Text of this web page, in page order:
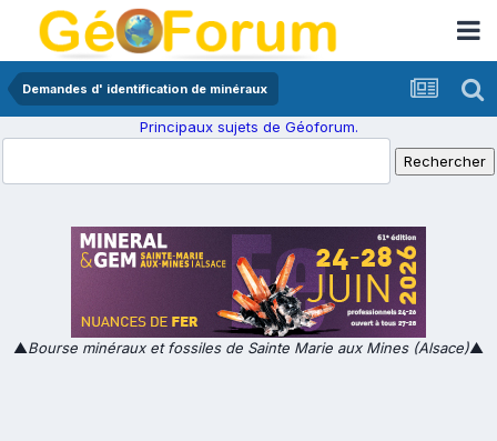
Demandes d' identification de minéraux
Principaux sujets de Géoforum.
▲Bourse minéraux et fossiles de Sainte Marie aux Mines (Alsace)▲